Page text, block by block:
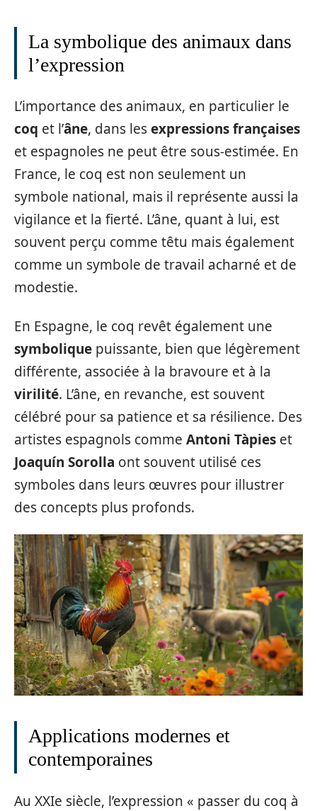
La symbolique des animaux dans
l’expression
L’importance des animaux, en particulier le
coq et l’âne, dans lesexpressions françaises
et espagnoles ne peut être sous-estimée. En
France, le coq est non seulement un
symbole national, mais il représente aussi la
vigilance et la fierté. L’âne, quant à lui, est
souvent perçu comme têtu mais également
comme un symbole de travail acharné et de
modestie.
En Espagne, le coq revêt également une
symbolique puissante, bien que légèrement
différente, associée à la bravoure et à la
virilité. L’âne, en revanche, est souvent
célébré pour sa patience et sa résilience. Des
artistes espagnols comme Antoni Tàpies et
Joaquín Sorolla ont souvent utilisé ces
symboles dans leurs œuvres pour illustrer
des concepts plus profonds.
Applications modernes et
contemporaines
Au XXIe siècle, l’expression « passer du coq à